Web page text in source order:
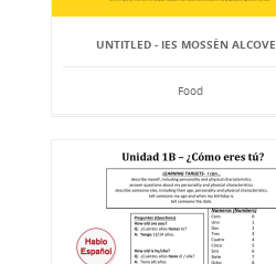
UNTITLED - IES MOSSÈN
Food